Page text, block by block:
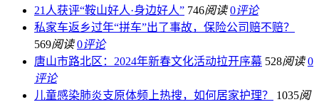
21人获评“鞍山好人·身边好人” 746阅读 0评论
私家车返乡过年“拼车”出了事故，保险公司赔不赔？
569阅读 0评论
唐山市路北区：2024年新春文化活动拉开序幕 528阅读 0
评论
儿童感染肺炎支原体频上热搜，如何居家护理？
1035阅